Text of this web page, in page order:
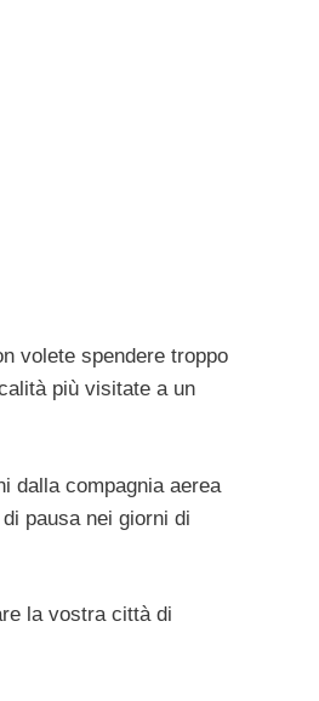
volete spendere troppo
più visitate a un
dalla compagnia aerea
pausa nei giorni di
la vostra città di